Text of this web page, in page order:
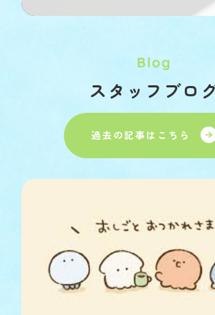
Blog
スタッフブロ
過去の記事はこちら